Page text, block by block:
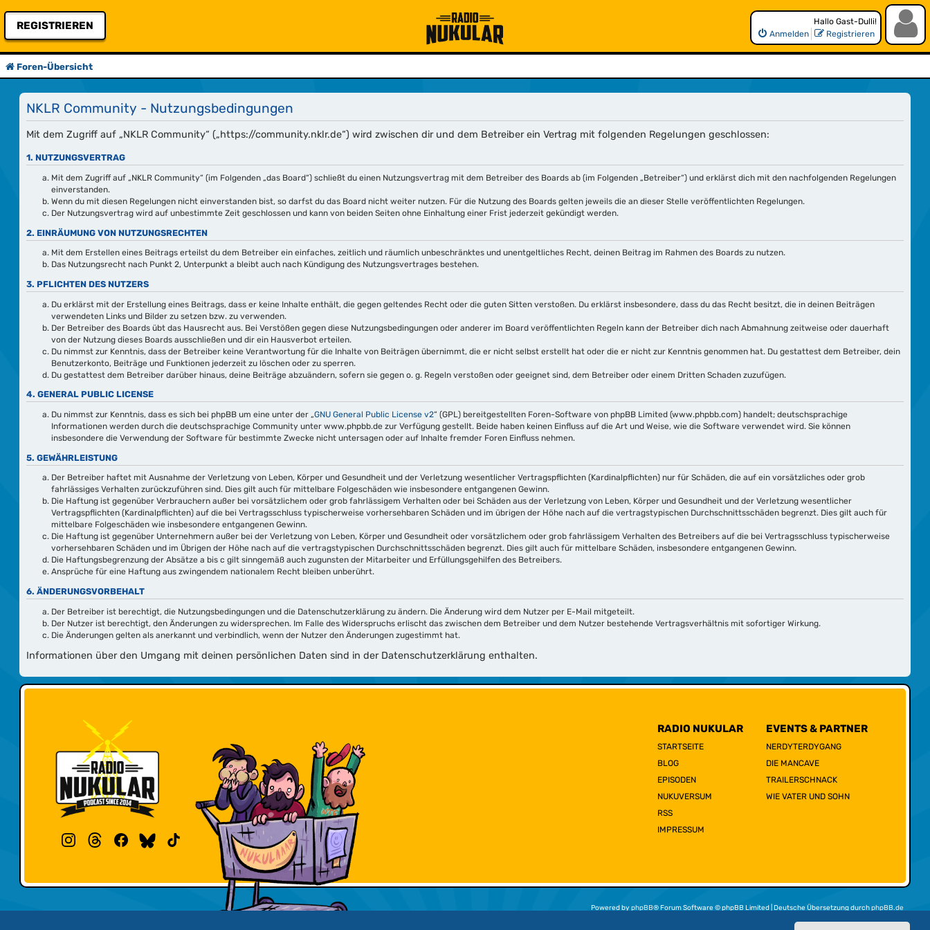
Hallo Gast-Dulli!
Anmelden
Registrieren
REGISTRIEREN
Foren-Übersicht
NKLR Community - Nutzungsbedingungen
Mit dem Zugriff auf „NKLR Community“ („https://community.nklr.de“) wird zwischen dir und dem Betreiber ein Vertrag mit folgenden Regelungen geschlossen:
1. NUTZUNGSVERTRAG
Mit dem Zugriff auf „NKLR Community“ (im Folgenden „das Board“) schließt du einen Nutzungsvertrag mit dem Betreiber des Boards ab (im Folgenden „Betreiber“) und erklärst dich mit den nachfolgenden Regelungen
einverstanden.
Wenn du mit diesen Regelungen nicht einverstanden bist, so darfst du das Board nicht weiter nutzen. Für die Nutzung des Boards gelten jeweils die an dieser Stelle veröffentlichten Regelungen.
Der Nutzungsvertrag wird auf unbestimmte Zeit geschlossen und kann von beiden Seiten ohne Einhaltung einer Frist jederzeit gekündigt werden.
2. EINRÄUMUNG VON NUTZUNGSRECHTEN
Mit dem Erstellen eines Beitrags erteilst du dem Betreiber ein einfaches, zeitlich und räumlich unbeschränktes und unentgeltliches Recht, deinen Beitrag im Rahmen des Boards zu nutzen.
Das Nutzungsrecht nach Punkt 2, Unterpunkt a bleibt auch nach Kündigung des Nutzungsvertrages bestehen.
3. PFLICHTEN DES NUTZERS
Du erklärst mit der Erstellung eines Beitrags, dass er keine Inhalte enthält, die gegen geltendes Recht oder die guten Sitten verstoßen. Du erklärst insbesondere, dass du das Recht besitzt, die in deinen Beiträgen
verwendeten Links und Bilder zu setzen bzw. zu verwenden.
Der Betreiber des Boards übt das Hausrecht aus. Bei Verstößen gegen diese Nutzungsbedingungen oder anderer im Board veröffentlichten Regeln kann der Betreiber dich nach Abmahnung zeitweise oder dauerhaft
von der Nutzung dieses Boards ausschließen und dir ein Hausverbot erteilen.
Du nimmst zur Kenntnis, dass der Betreiber keine Verantwortung für die Inhalte von Beiträgen übernimmt, die er nicht selbst erstellt hat oder die er nicht zur Kenntnis genommen hat. Du gestattest dem Betreiber, dein
Benutzerkonto, Beiträge und Funktionen jederzeit zu löschen oder zu sperren.
Du gestattest dem Betreiber darüber hinaus, deine Beiträge abzuändern, sofern sie gegen o. g. Regeln verstoßen oder geeignet sind, dem Betreiber oder einem Dritten Schaden zuzufügen.
4. GENERAL PUBLIC LICENSE
Du nimmst zur Kenntnis, dass es sich bei phpBB um eine unter der „GNU General Public License v2“ (GPL) bereitgestellten Foren-Software von phpBB Limited (www.phpbb.com) handelt; deutschsprachige
Informationen werden durch die deutschsprachige Community unter www.phpbb.de zur Verfügung gestellt. Beide haben keinen Einfluss auf die Art und Weise, wie die Software verwendet wird. Sie können
insbesondere die Verwendung der Software für bestimmte Zwecke nicht untersagen oder auf Inhalte fremder Foren Einfluss nehmen.
5. GEWÄHRLEISTUNG
Der Betreiber haftet mit Ausnahme der Verletzung von Leben, Körper und Gesundheit und der Verletzung wesentlicher Vertragspflichten (Kardinalpflichten) nur für Schäden, die auf ein vorsätzliches oder grob
fahrlässiges Verhalten zurückzuführen sind. Dies gilt auch für mittelbare Folgeschäden wie insbesondere entgangenen Gewinn.
Die Haftung ist gegenüber Verbrauchern außer bei vorsätzlichem oder grob fahrlässigem Verhalten oder bei Schäden aus der Verletzung von Leben, Körper und Gesundheit und der Verletzung wesentlicher
Vertragspflichten (Kardinalpflichten) auf die bei Vertragsschluss typischerweise vorhersehbaren Schäden und im übrigen der Höhe nach auf die vertragstypischen Durchschnittsschäden begrenzt. Dies gilt auch für
mittelbare Folgeschäden wie insbesondere entgangenen Gewinn.
Die Haftung ist gegenüber Unternehmern außer bei der Verletzung von Leben, Körper und Gesundheit oder vorsätzlichem oder grob fahrlässigem Verhalten des Betreibers auf die bei Vertragsschluss typischerweise
vorhersehbaren Schäden und im Übrigen der Höhe nach auf die vertragstypischen Durchschnittsschäden begrenzt. Dies gilt auch für mittelbare Schäden, insbesondere entgangenen Gewinn.
Die Haftungsbegrenzung der Absätze a bis c gilt sinngemäß auch zugunsten der Mitarbeiter und Erfüllungsgehilfen des Betreibers.
Ansprüche für eine Haftung aus zwingendem nationalem Recht bleiben unberührt.
6. ÄNDERUNGSVORBEHALT
Der Betreiber ist berechtigt, die Nutzungsbedingungen und die Datenschutzerklärung zu ändern. Die Änderung wird dem Nutzer per E-Mail mitgeteilt.
Der Nutzer ist berechtigt, den Änderungen zu widersprechen. Im Falle des Widerspruchs erlischt das zwischen dem Betreiber und dem Nutzer bestehende Vertragsverhältnis mit sofortiger Wirkung.
Die Änderungen gelten als anerkannt und verbindlich, wenn der Nutzer den Änderungen zugestimmt hat.
Informationen über den Umgang mit deinen persönlichen Daten sind in der Datenschutzerklärung enthalten.
RADIO NUKULAR
STARTSEITE
BLOG
EPISODEN
NUKUVERSUM
RSS
IMPRESSUM
EVENTS & PARTNER
NERDYTERDYGANG
DIE MANCAVE
TRAILERSCHNACK
WIE VATER UND SOHN
Powered by phpBB® Forum Software © phpBB Limited | Deutsche Übersetzung durchphpBB.de
Nutzungsbedingungen| Alle Cookies löschen